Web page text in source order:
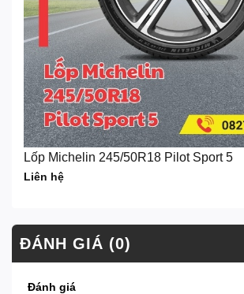
Lốp Michelin 245/50R18 Pilot Sport 5
Liên hệ
ĐÁNH GIÁ (0)
Đánh giá